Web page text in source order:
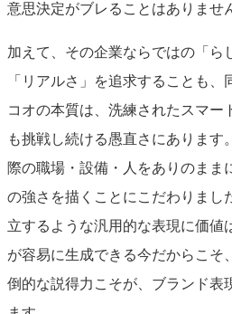
意思決定がブレることはありませ
加えて、その企業ならではの「ら
「リアルさ」を追求することも
コオの本質は、洗練されたスマー
も挑戦し続ける愚直さにあります
際の職場・設備・人をありのまま
の強さを描くことにこだわりまし
立するような汎用的な表現に価値
が容易に生成できる今だからこそ
倒的な説得力こそが、ブランド表